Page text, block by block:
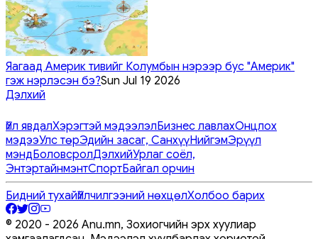
Яагаад Америк тивийг Колумбын нэрээр бус "Америк"
гэж нэрлэсэн бэ?Sun Jul 19 2026
Дэлхий
Үйл явдалХэрэгтэй мэдээлэлБизнес лавлахОнцлох
мэдээУлс төрЭдийн засаг, СанхүүНийгэмЭрүүл
мэндБоловсролДэлхийУрлаг соёл,
ЭнтэртайнмэнтСпортБайгал орчин
Бидний тухайҮйлчилгээний нөхцөлХолбоо барих
© 2020 - 2026 Anu.mn, Зохиогчийн эрх хуулиар